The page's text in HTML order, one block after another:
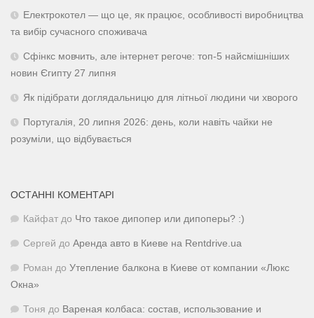
Електрокотел — що це, як працює, особливості виробництва
та вибір сучасного споживача
Сфінкс мовчить, але інтернет регоче: топ-5 найсмішніших
новин Єгипту 27 липня
Як підібрати доглядальницю для літньої людини чи хворого
Португалія, 20 липня 2026: день, коли навіть чайки не
розуміли, що відбувається
ОСТАННІ КОМЕНТАРІ
Кайфат до Что такое дипопер или дипоперы? :)
Сергей до Аренда авто в Киеве на Rentdrive.ua
Роман до Утепление балкона в Киеве от компании «Люкс
Окна»
Тоня до Вареная колбаса: состав, использование и